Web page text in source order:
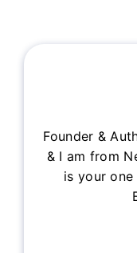
Founder &
& I am from
is your